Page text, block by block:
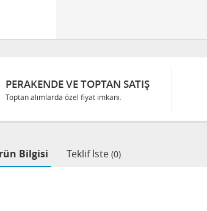
PERAKENDE VE TOPTAN SATIŞ
Toptan alımlarda özel fiyat imkanı.
Bilgisi Teklif İste (0)